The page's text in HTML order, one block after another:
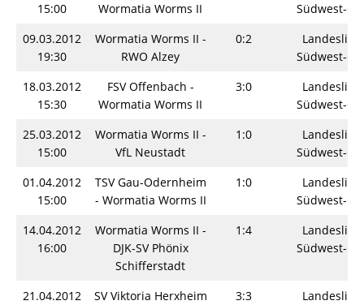
15:00 Wormatia Worms II
Südwest-
09.03.2012
19:30
Wormatia Worms II -
RWO Alzey
0:2
Landesliga
Südwest-
18.03.2012
15:30
FSV Offenbach -
Wormatia Worms II
3:0
Landesliga
Südwest-
25.03.2012
15:00
Wormatia Worms II -
VfL Neustadt
1:0
Landesliga
Südwest-
01.04.2012
15:00
TSV Gau-Odernheim
- Wormatia Worms II
1:0
Landesliga
Südwest-
14.04.2012
16:00
Wormatia Worms II -
DJK-SV Phönix
Schifferstadt
1:4
Landesliga
Südwest-
21.04.2012
SV Viktoria Herxheim
3:3
Landesliga